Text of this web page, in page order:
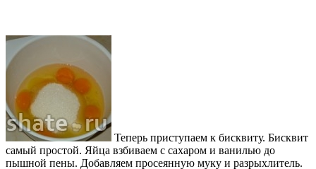
Теперь приступаем к бисквиту. Бисквит
самый простой. Яйца взбиваем с сахаром и ванилью до
пышной пены. Добавляем просеянную муку и разрыхлитель.